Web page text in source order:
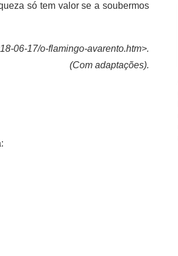
só tem valor se a soubermos
06-17/o-flamingo-avarento.htm>.
(Com adaptações).